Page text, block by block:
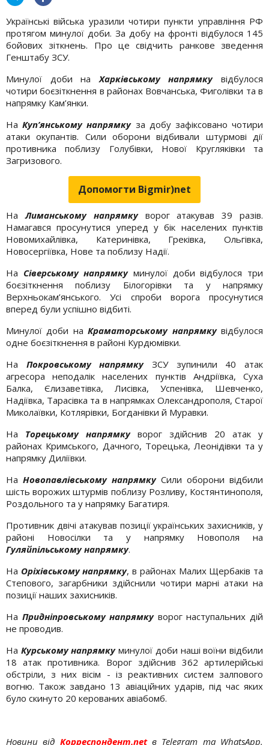
Українські війська уразили чотири пункти управління РФ
протягом минулої доби. За добу на фронті відбулося 145
бойових зіткнень. Про це свідчить ранкове зведення
Генштабу ЗСУ.
Минулої доби на Харківському напрямкувідбулося
чотири боєзіткнення в районах Вовчанська, Фиголівки та в
напрямку Кам’янки.
НаКуп’янському напрямкуза добу зафіксовано чотири
атаки окупантів. Сили оборони відбивали штурмові дії
противника поблизу Голубівки, Нової Кругляківки та
Загризового.
Допомогти Bigmir)net
НаЛиманському напрямкуворог атакував 39 разів.
Намагався просунутися уперед у бік населених пунктів
Новомихайлівка, Катеринівка, Греківка, Ольгівка,
Новосергіївка, Нове та поблизу Надії.
На Сіверському напрямкуминулої доби відбулося три
боєзіткнення поблизу Білогорівки та у напрямку
Верхньокам’янського. Усі спроби ворога просунутися
вперед були успішно відбиті.
Минулої доби наКраматорському напрямкувідбулося
одне боєзіткнення в районі Курдюмівки.
На Покровському напрямкуЗСУ зупинили 40 атак
агресора неподалік населених пунктів Андріївка, Суха
Балка, Єлизаветівка, Лисівка, Успенівка, Шевченко,
Надіївка, Тарасівка та в напрямках Олександрополя, Старої
Миколаївки, Котлярівки, Богданівки й Муравки.
На Торецькому напрямкуворог здійснив 20 атак у
районах Кримського, Дачного, Торецька, Леонідівки та у
напрямку Диліївки.
На Новопавлівському напрямкуСили оборони відбили
шість ворожих штурмів поблизу Розливу, Костянтинополя,
Роздольного та у напрямку Багатиря.
Противник двічі атакував позиції українських захисників, у
районі Новосілки та у напрямку Новополя на
Гуляйпільському напрямку.
На Оріхівському напрямку, в районах Малих Щербаків та
Степового, загарбники здійснили чотири марні атаки на
позиції наших захисників.
На Придніпровському напрямкуворог наступальних дій
не проводив.
На Курському напрямкуминулої доби наші воїни відбили
18 атак противника. Ворог здійснив 362 артилерійські
обстріли, з них вісім - із реактивних систем залпового
вогню. Також завдано 13 авіаційних ударів, під час яких
було скинуто 20 керованих авіабомб.
Новини від Корреспондент.netв Telegram та WhatsApp.